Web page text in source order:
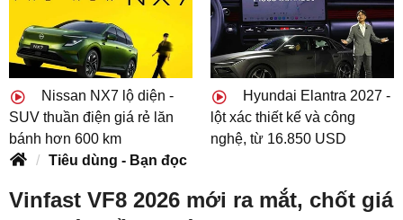
Nissan NX7 lộ diện -
SUV thuần điện giá rẻ lăn
bánh hơn 600 km
Hyundai Elantra 2027 -
lột xác thiết kế và công
nghệ, từ 16.850 USD
Tiêu dùng - Bạn đọc
Vinfast VF8 2026 mới ra mắt, chốt giá